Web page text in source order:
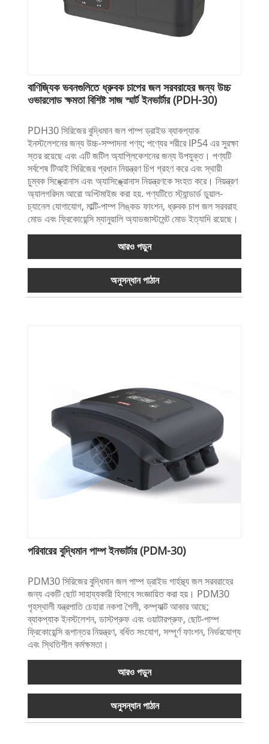
বাণিজ্যিক ভবনগুলিতে ধ্রুবক চাপের জল সরবরাহের জন্য উচ্চ
ওভারলোড ক্ষমতা বিশিষ্ট সাজ স্মার্ট ইনভার্টার (PDH-30)
PDH30 সিরিজের বুদ্ধিমান জল পাম্প ড্রাইভ ব্যাকপ্যাক
ইনস্টলেশনের জন্য উচ্চ-সম্পাদনা পণ্য; পণ্যের শরীরে IP54 এর সুরক্ষা
স্তর রয়েছে এবং এটি জটিল অ্যাপ্লিকেশনের জন্য উপযুক্ত। পণ্যটি
সর্বশেষ টিআই সিরিজের প্রধান নিয়ন্ত্রণ চিপ গ্রহণ করে এবং স্থায়ী
চুম্বক সিঙ্ক্রোনাস এবং অ্যাসিঙ্ক্রোনাস নিয়ন্ত্রণকে সংহত করে। নিয়ন্ত্রণ
অ্যালগরিদম আরো অপ্টিমাইজ করা হয়. পণ্যটিতে স্ট্যান্ডার্ড ডুয়াল-
চ্যানেল যোগাযোগ, মাল্টি-পাম্প লিঙ্কড ফাংশন, ধ্রুবক চাপ জল সরবরাহ
মোড এবং ফ্রিকোয়েন্সি ম্যানুয়ালি অ্যাডজাস্টমেন্ট মোড ইত্যাদি রয়েছে।
আরও পড়ুন
অনুসন্ধান পাঠান
পরিবারের বুদ্ধিমান পাম্প ইনভার্টার (PDM-30)
PDM30 সিরিজের বুদ্ধিমান জল পাম্প ড্রাইভ গার্হস্থ্য জল সরবরাহের
জন্য একটি ছোট সাহায্যকারী হিসাবে সংজ্ঞায়িত করা হয়। PDM30
গৃহস্থালী যন্ত্রপাতি চেহারা নকশা শৈলী, কম্প্যাক্ট আকার আছে;
ব্যাকপ্যাক ইনস্টলেশন, ডাস্টপ্রুফ এবং ওয়াটারপ্রুফ, ছোট-পাম্প
ফ্রিকোয়েন্সি রূপান্তর নিয়ন্ত্রণ, বর্ধিত সংযোগ, সম্পূর্ণ ফাংশন, নির্ভরযোগ্য
এবং স্থিতিশীল কর্মক্ষমতা।
আরও পড়ুন
অনুসন্ধান পাঠান